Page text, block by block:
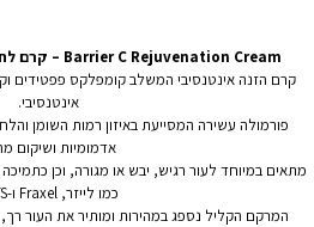
Barrier C Rejuvenation Cream – קרם לחות לשיקום עור מעורב ומיובש
קרם הזנה אינטנסיבי המשלב קומפלקס פפטידים
אינטנסיבי.
פורמולה עשירה המסייעת באיזון רמות השומן
אדמומיות ושיקום
מתאים במיוחד לעור רגיש, יבש או מגורה, וכן
כמו לייזר, Fraxel ו-MTS.
המרקם הקליל נספג במהירות ומותיר את העור רך,